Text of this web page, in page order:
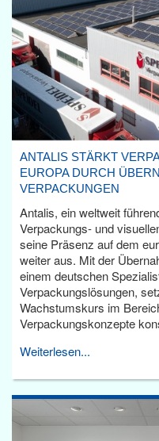
ANTALIS STÄRKT
EUROPA DURCH
VERPACKUNGEN
Antalis, ein weltweit
Verpackungs- und
seine Präsenz auf dem
weiter aus. Mit der
einem deutschen
Verpackungslösungen,
Wachstumskurs im
Verpackungskonzepte
Weiterlesen...